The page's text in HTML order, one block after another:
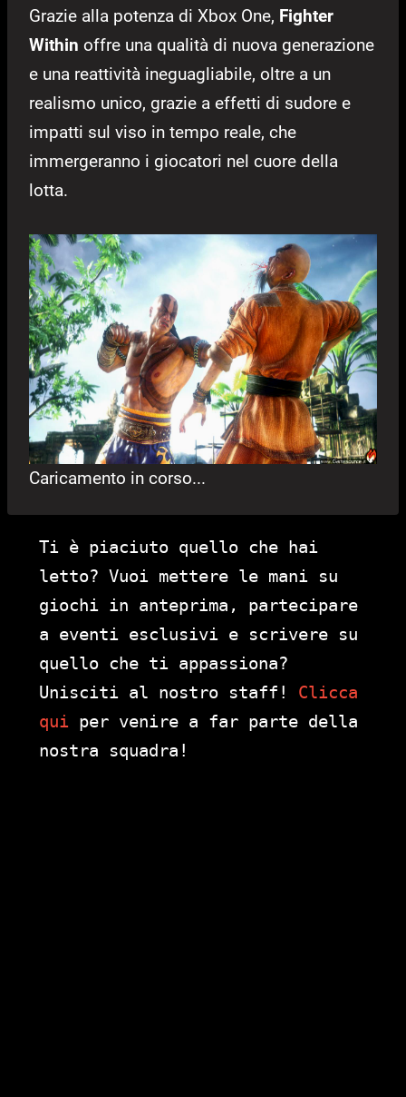
Grazie alla potenza di Xbox One, Fighter
Within offre una qualità di nuova generazione
e una reattività ineguagliabile, oltre a un
realismo unico, grazie a effetti di sudore e
impatti sul viso in tempo reale, che
immergeranno i giocatori nel cuore della
lotta.
Caricamento in corso...
Ti è piaciuto quello che hai
letto? Vuoi mettere le mani su
giochi in anteprima, partecipare
a eventi esclusivi e scrivere su
quello che ti appassiona?
Unisciti al nostro staff! Clicca
qui per venire a far parte della
nostra squadra!